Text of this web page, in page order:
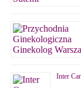
Inter